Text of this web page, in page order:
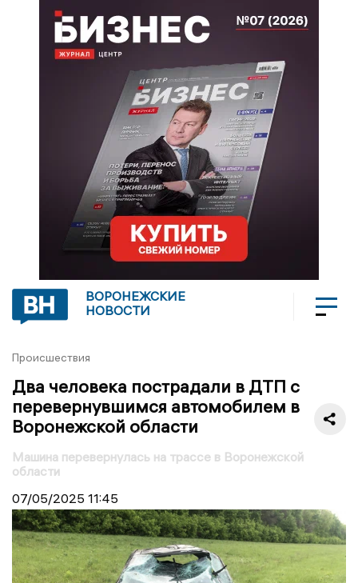
ВОРОНЕЖСКИЕ
НОВОСТИ
Происшествия
Два человека пострадали в ДТП с
перевернувшимся автомобилем в
Воронежской области
Машина перевернулась на трассе в Воронежской
области
07/05/2025 11:45